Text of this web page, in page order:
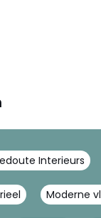
Interieurs
Moderne